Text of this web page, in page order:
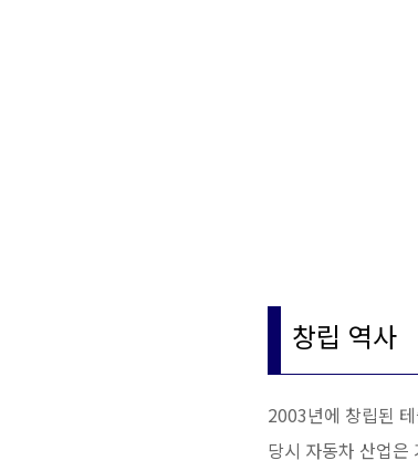
창립 역사
2003년에 창립된
당시 자동차 산업은